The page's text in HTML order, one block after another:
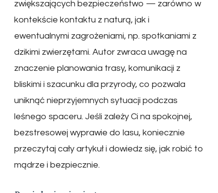
zwiększających bezpieczeństwo — zarówno w
kontekście kontaktu z naturą, jak i
ewentualnymi zagrożeniami, np. spotkaniami z
dzikimi zwierzętami. Autor zwraca uwagę na
znaczenie planowania trasy, komunikacji z
bliskimi i szacunku dla przyrody, co pozwala
uniknąć nieprzyjemnych sytuacji podczas
leśnego spaceru. Jeśli zależy Ci na spokojnej,
bezstresowej wyprawie do lasu, koniecznie
przeczytaj cały artykuł i dowiedz się, jak robić to
mądrze i bezpiecznie.